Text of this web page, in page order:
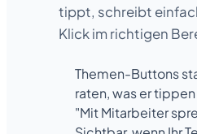
tippt, schreibt
Klick im richtigen
Themen-Buttons
raten, was er
"Mit Mitarbeiter